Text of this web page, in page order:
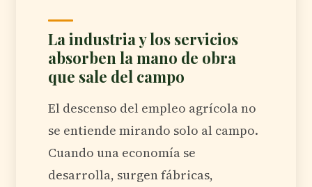
La industria y los servicios
absorben la mano de obra
que sale del campo
El descenso del empleo agrícola no
se entiende mirando solo al campo.
Cuando una economía se
desarrolla, surgen fábricas,